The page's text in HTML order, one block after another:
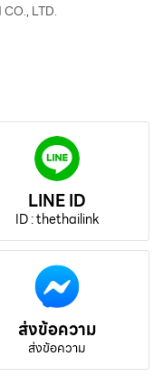
LTD.
LINE ID
ID : thethailink
ส่งข้อความ
ส่งข้อความ